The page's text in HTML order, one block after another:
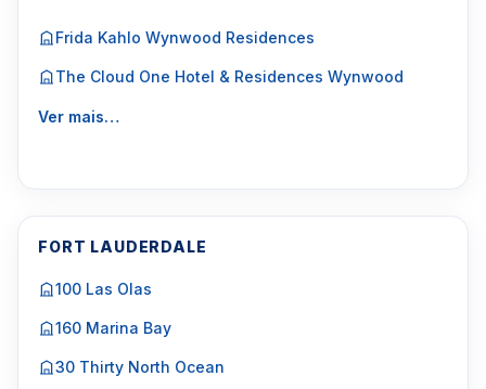
Frida Kahlo Wynwood Residences
The Cloud One Hotel & Residences Wynwood
Ver mais…
FORT LAUDERDALE
100 Las Olas
160 Marina Bay
30 Thirty North Ocean